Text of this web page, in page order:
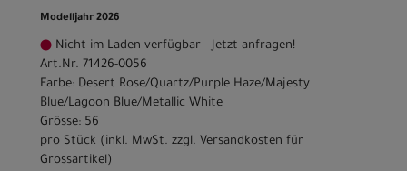
Modelljahr 2026
Nicht im Laden verfügbar - Jetzt anfragen!
Art.Nr. 71426-0056
Farbe: Desert Rose/Quartz/Purple Haze/Majesty
Blue/Lagoon Blue/Metallic White
Grösse: 56
pro Stück (inkl. MwSt. zzgl. Versandkosten für
Grossartikel)